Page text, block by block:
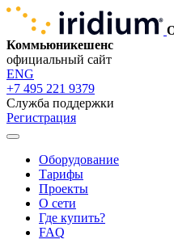
Коммьюникешенс
официальный сайт
ENG
+7 495 221 9379
Служба поддержки
Регистрация
Оборудование
Тарифы
Проекты
О сети
Где купить?
FAQ